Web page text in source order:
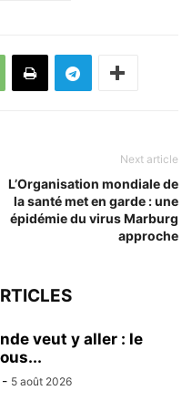
Next article
L’Organisation mondiale de
la santé met en garde : une
épidémie du virus Marburg
approche
veut y aller : le
- 5 août 2026